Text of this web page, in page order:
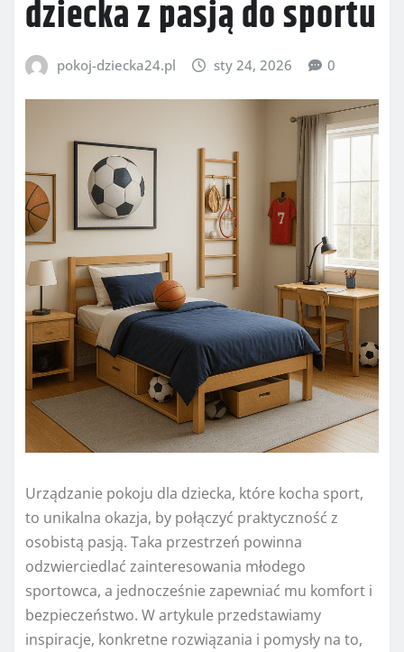
dziecka z pasją do sportu
pokoj-dziecka24.pl sty 24, 2026 0
Urządzanie pokoju dla dziecka, które kocha sport,
to unikalna okazja, by połączyć praktyczność z
osobistą pasją. Taka przestrzeń powinna
odzwierciedlać zainteresowania młodego
sportowca, a jednocześnie zapewniać mu komfort i
bezpieczeństwo. W artykule przedstawiamy
inspiracje, konkretne rozwiązania i pomysły na to,